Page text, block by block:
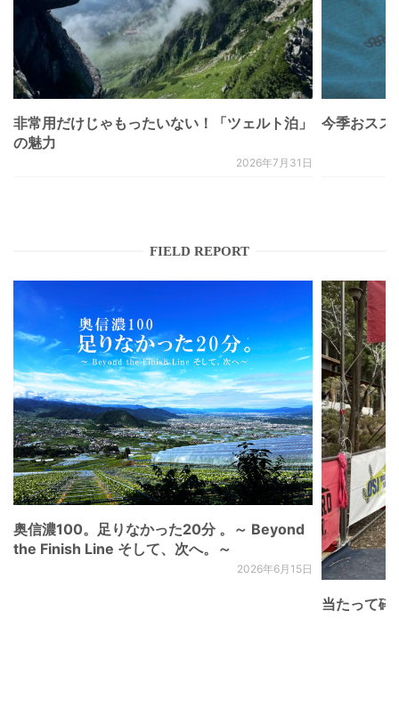
非常用だけじゃもったいない！「ツェルト泊」
の魅力
2026年7月31日
今季おスス
FIELD REPORT
奥信濃100。足りなかった20分 。～ Beyond
the Finish Line そして、次へ。～
2026年6月15日
当たって砕